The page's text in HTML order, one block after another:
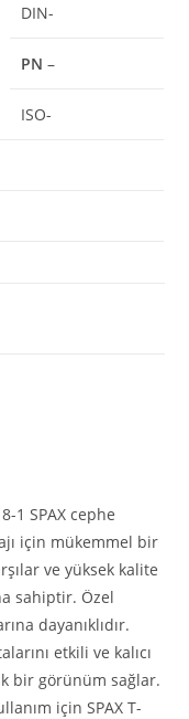
DIN-
PN –
ISO-
1 SPAX cephe
için mükemmel bir
ve yüksek kalite
sahiptir. Özel
dayanıklıdır.
etkili ve kalıcı
bir görünüm sağlar.
için SPAX T-